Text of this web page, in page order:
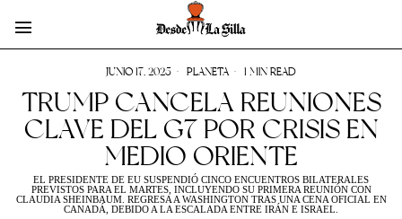
JUNIO 17, 2025 PLANETA 1 MIN READ
TRUMP CANCELA REUNIONES
CLAVE DEL G7 POR CRISIS EN
MEDIO ORIENTE
EL PRESIDENTE DE EU SUSPENDIÓ CINCO ENCUENTROS BILATERALES
PREVISTOS PARA EL MARTES, INCLUYENDO SU PRIMERA REUNIÓN CON
CLAUDIA SHEINBAUM. REGRESA A WASHINGTON TRAS UNA CENA OFICIAL EN
CANADÁ, DEBIDO A LA ESCALADA ENTRE IRÁN E ISRAEL.